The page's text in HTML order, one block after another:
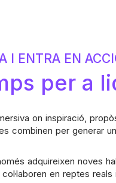
I ENTRA EN
per a
on inspiració,
combinen per generar
adquireixen noves
en reptes